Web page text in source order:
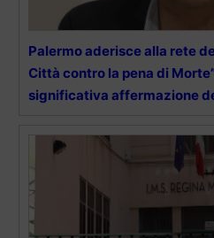
Palermo aderisce alla rete
Città contro la pena di
significativa affermazione